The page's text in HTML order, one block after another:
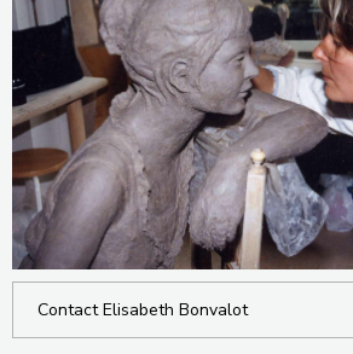
Contact Elisabeth Bonvalot